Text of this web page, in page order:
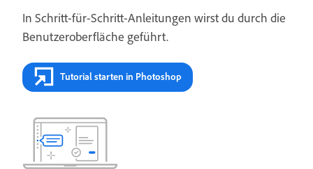
In Schritt-für-Schritt-Anleitungen wirst du durch die
Benutzeroberfläche geführt.
Tutorial starten in Photoshop